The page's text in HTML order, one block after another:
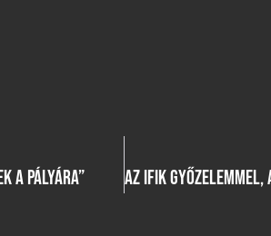
A PÁLYÁRA”